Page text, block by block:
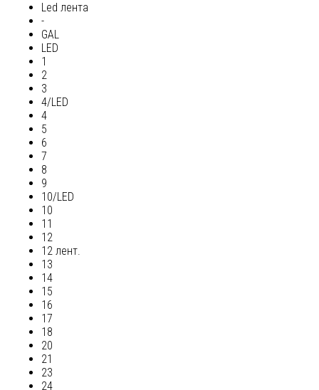
Led лента
-
GAL
LED
1
2
3
4/LED
4
5
6
7
8
9
10/LED
10
11
12
12 лент.
13
14
15
16
17
18
20
21
23
24